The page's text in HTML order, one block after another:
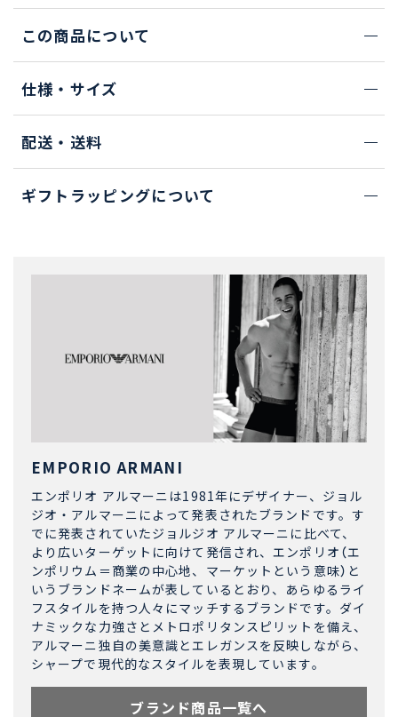
この商品について
仕様・サイズ
配送・送料
ギフトラッピングについて
EMPORIO ARMANI
エンポリオ アルマーニは1981年にデザイナー、ジョル
ジオ・アルマーニによって発表されたブランドです。す
でに発表されていたジョルジオ アルマーニに比べて、
より広いターゲットに向けて発信され、エンポリオ（エ
ンポリウム＝商業の中心地、マーケットという意味）と
いうブランドネームが表しているとおり、あらゆるライ
フスタイルを持つ人々にマッチするブランドです。ダイ
ナミックな力強さとメトロポリタンスピリットを備え、
アルマーニ独自の美意識とエレガンスを反映しながら、
シャープで現代的なスタイルを表現しています。
ブランド商品一覧へ